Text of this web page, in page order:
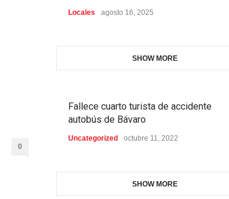
0
Locales agosto 16, 2025
SHOW MORE
Fallece cuarto turista de accidente
autobús de Bávaro
Uncategorized octubre 11, 2022
SHOW MORE